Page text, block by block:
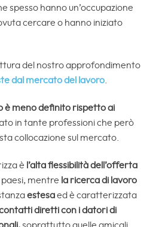
spesso hanno un’occupazione
cercare o hanno iniziato
del nostro approfondimento
dal mercato del lavoro.
è meno definito rispetto ai
in tante professioni che però
collocazione sul mercato.
è l’alta flessibilità dell’offerta
mentre la ricerca di lavoro
estesaed è caratterizzata
diretti con i datori di